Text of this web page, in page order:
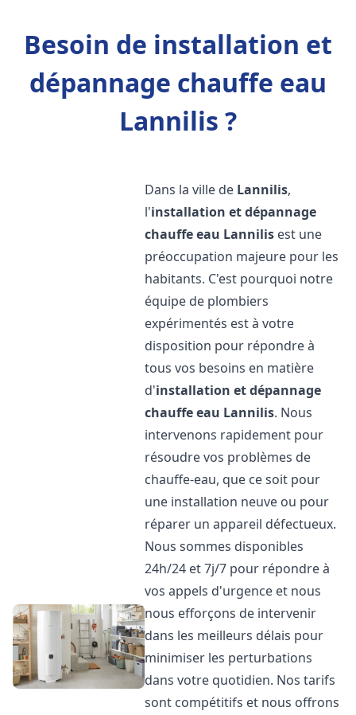
Besoin de installation et
dépannage chauffe eau
Lannilis ?
Dans la ville de Lannilis,
l'installation et dépannage
chauffe eau Lannilis est une
préoccupation majeure pour les
habitants. C'est pourquoi notre
équipe de plombiers
expérimentés est à votre
disposition pour répondre à
tous vos besoins en matière
d'installation et dépannage
chauffe eau Lannilis. Nous
intervenons rapidement pour
résoudre vos problèmes de
chauffe-eau, que ce soit pour
une installation neuve ou pour
réparer un appareil défectueux.
Nous sommes disponibles
24h/24 et 7j/7 pour répondre à
vos appels d'urgence et nous
nous efforçons de intervenir
dans les meilleurs délais pour
minimiser les perturbations
dans votre quotidien. Nos tarifs
sont compétitifs et nous offrons